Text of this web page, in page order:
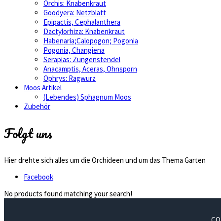
Orchis: Knabenkraut
Goodyera: Netzblatt
Epipactis, Cephalanthera
Dactylorhiza: Knabenkraut
Habenaria;Calopogon; Pogonia
Pogonia, Changiena
Serapias: Zungenstendel
Anacamptis, Aceras, Ohnsporn
Ophrys: Ragwurz
Moos Artikel
(Lebendes) Sphagnum Moos
Zubehör
Folgt uns
Hier drehte sich alles um die Orchideen und um das Thema Garten
Facebook
No products found matching your search!